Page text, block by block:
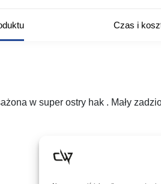
Czas i
w super ostry hak . Mały